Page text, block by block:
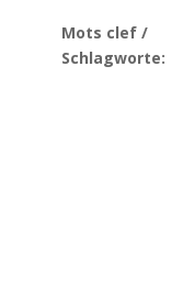
Mots clef /
Schlagworte: